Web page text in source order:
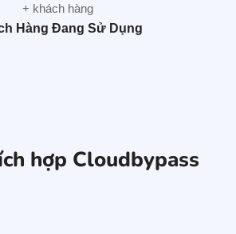
+ khách hàng
Hàng Đang Sử Dụng
hợp Cloudbypass